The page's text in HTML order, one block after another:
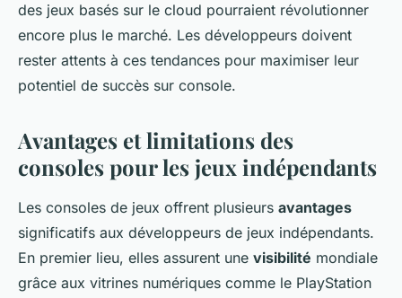
des jeux basés sur le cloud pourraient révolutionner
encore plus le marché. Les développeurs doivent
rester attents à ces tendances pour maximiser leur
potentiel de succès sur console.
Avantages et limitations des
consoles pour les jeux indépendants
Les consoles de jeux offrent plusieurs avantages
significatifs aux développeurs de jeux indépendants.
En premier lieu, elles assurent une visibilité mondiale
grâce aux vitrines numériques comme le PlayStation